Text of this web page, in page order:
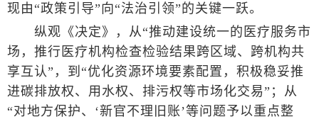
现由“政策引导”向“法治引领”的关键一跃。
纵观《决定》，从“推动建设统一的医疗服务市
场，推行医疗机构检查检验结果跨区域、跨机构共
享互认”，到“优化资源环境要素配置，积极稳妥推
进碳排放权、用水权、排污权等市场化交易”；从
“对地方保护、‘新官不理旧账’等问题予以重点整